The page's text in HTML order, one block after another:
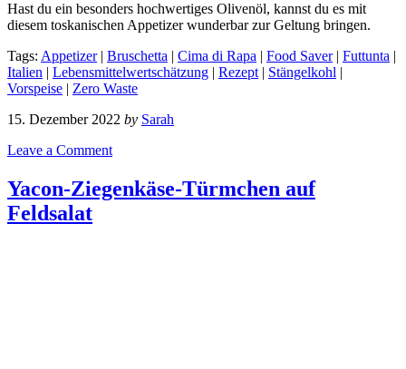
Hast du ein besonders hochwertiges Olivenöl, kannst du es mit
diesem toskanischen Appetizer wunderbar zur Geltung bringen.
Tags: Appetizer| Bruschetta | Cima di Rapa | Food Saver| Futtunta |
Italien | Lebensmittelwertschätzung | Rezept | Stängelkohl |
Vorspeise | Zero Waste
15. Dezember 2022 by Sarah
Leave a Comment
Yacon-Ziegenkäse-Türmchen auf
Feldsalat